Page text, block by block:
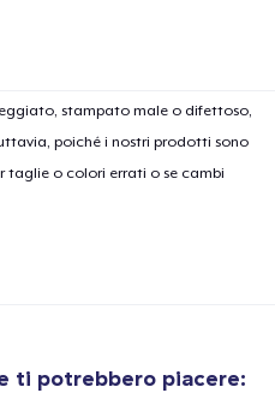
stampato male o difettoso,
poiché i nostri prodotti sono
taglie o colori errati o se cambi
ti potrebbero piacere: